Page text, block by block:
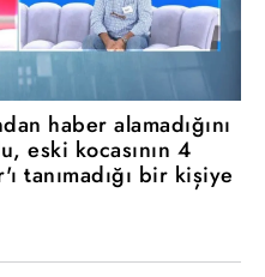
haber alamadığını
eski kocasının 4
tanımadığı bir kişiye